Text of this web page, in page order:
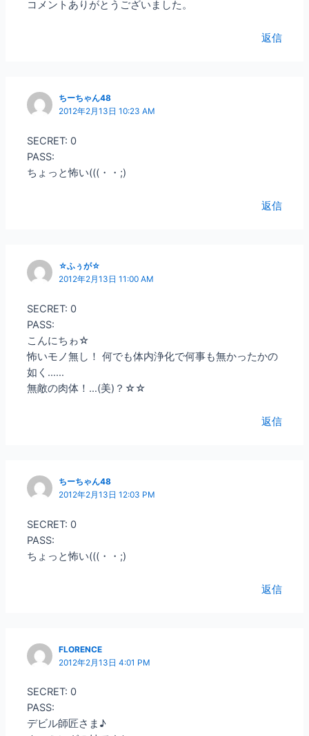
コメントありがとうございました。
返信
ちーちゃん48
2012年2月13日 10:23 AM
SECRET: 0
PASS:
ちょっと怖い(((・・;)
返信
☆ふぅが☆
2012年2月13日 11:00 AM
SECRET: 0
PASS:
こんにちゎ☆
怖いモノ無し！ 何でも体内浄化で何事も無かったかの
如く……
無敵の肉体！…(美)？☆☆
返信
ちーちゃん48
2012年2月13日 12:03 PM
SECRET: 0
PASS:
ちょっと怖い(((・・;)
返信
FLORENCE
2012年2月13日 4:01 PM
SECRET: 0
PASS:
デビル師匠さま♪